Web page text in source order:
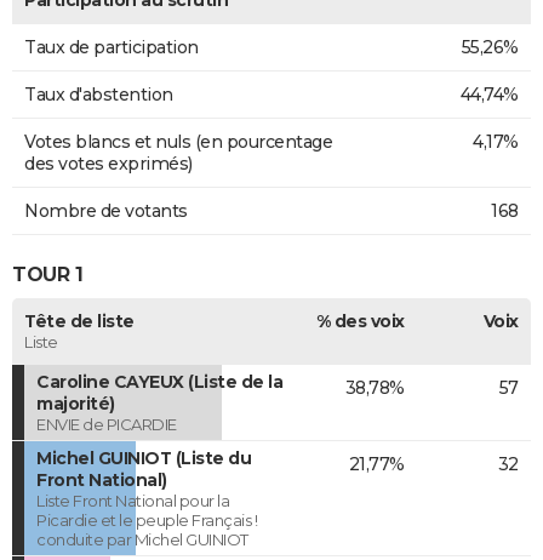
Taux de participation 55,26%
Taux d'abstention 44,74%
Votes blancs et nuls (en pourcentage
des votes exprimés)
4,17%
Nombre de votants 168
TOUR 1
Tête de liste
Liste
% des voix Voix
Caroline CAYEUX (Liste de la
majorité)
ENVIE de PICARDIE
38,78% 57
Michel GUINIOT (Liste du
Front National)
Liste Front National pour la
Picardie et le peuple Français !
conduite par Michel GUINIOT
21,77% 32